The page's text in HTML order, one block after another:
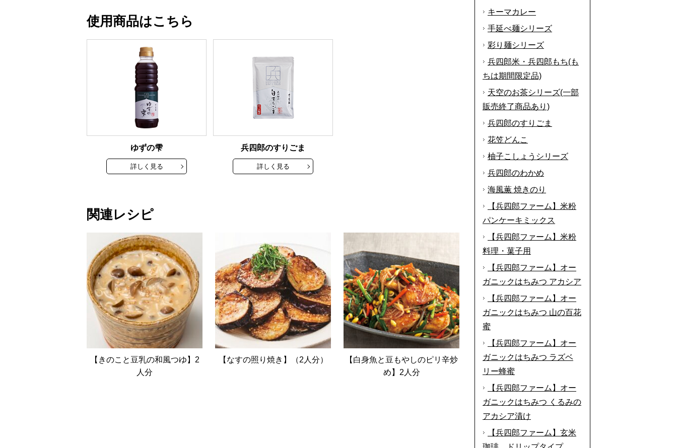
使用商品はこちら
ゆずの雫
詳しく見る
兵四郎のすりごま
詳しく見る
関連レシピ
【きのこと豆乳の和風つゆ】2
人分
【なすの照り焼き】（2人分）
【白身魚と豆もやしのピリ辛炒
め】2人分
キーマカレー
手延べ麺シリーズ
彩り麺シリーズ
兵四郎米・兵四郎もち(も
ちは期間限定品)
天空のお茶シリーズ(一部
販売終了商品あり)
兵四郎のすりごま
花笠どんこ
柚子こしょうシリーズ
兵四郎のわかめ
海風薫 焼きのり
【兵四郎ファーム】米粉
パンケーキミックス
【兵四郎ファーム】米粉
料理・菓子用
【兵四郎ファーム】オー
ガニックはちみつ アカシア
【兵四郎ファーム】オー
ガニックはちみつ 山の百花
蜜
【兵四郎ファーム】オー
ガニックはちみつ ラズベ
リー蜂蜜
【兵四郎ファーム】オー
ガニックはちみつ くるみの
アカシア漬け
【兵四郎ファーム】玄米